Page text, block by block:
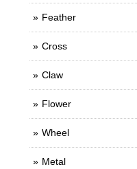
Feather
Cross
Claw
Flower
Wheel
Metal